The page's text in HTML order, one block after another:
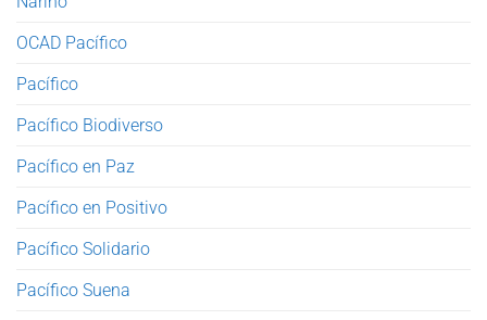
OCAD Pacífico
Pacífico
Pacífico Biodiverso
Pacífico en Paz
Pacífico en Positivo
Pacífico Solidario
Pacífico Suena